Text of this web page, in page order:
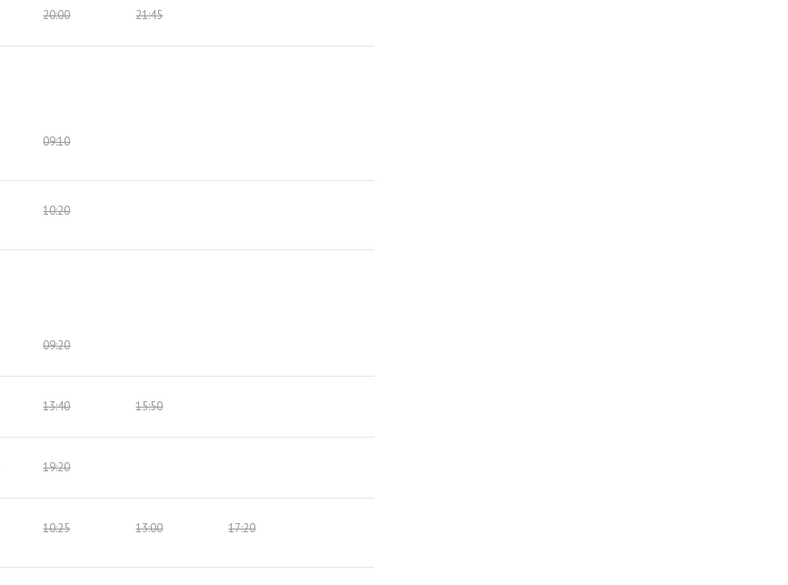
20:00
21:45
09:10
10:20
09:20
13:40 15:50
19:20
10:25 13:00 17:20